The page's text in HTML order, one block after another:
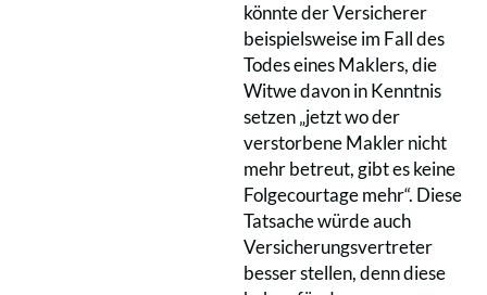
könnte der Versicherer
beispielsweise im Fall des
Todes eines Maklers, die
Witwe davon in Kenntnis
setzen „jetzt wo der
verstorbene Makler nicht
mehr betreut, gibt es keine
Folgecourtage mehr“. Diese
Tatsache würde auch
Versicherungsvertreter
besser stellen, denn diese